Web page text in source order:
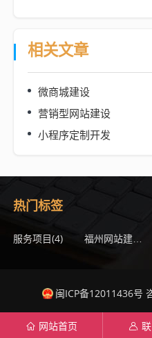
相关文章
微商城建设
营销型网站建设
小程序定制开发
热门标签
服务项目(4) 福州网站建设
闽ICP备12011436号
󦃑 网站首页 󦃱